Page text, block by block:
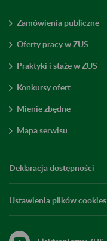
Zamówienia publiczne
Oferty pracy w ZUS
Praktyki i staże w ZUS
Konkursy ofert
Mienie zbędne
Mapa serwisu
Deklaracja dostępności
Ustawienia plików cookies